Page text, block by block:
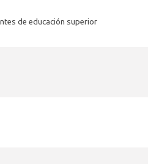
de educación superior